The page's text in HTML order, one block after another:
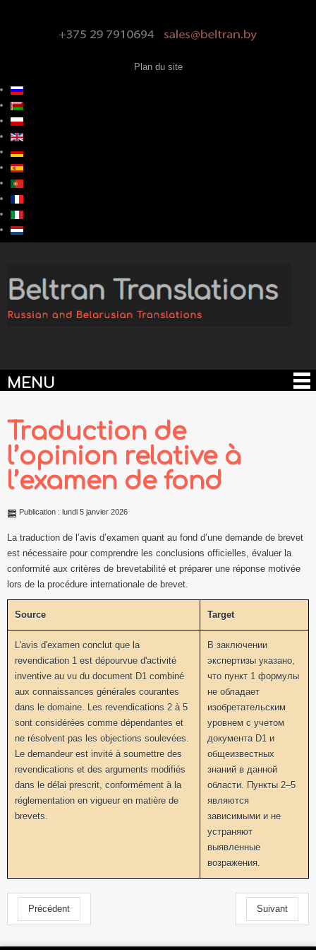
Plan du site
MENU
Traduction de
l’opinion relative à
l’examen de fond
Publication : lundi 5 janvier 2026
La traduction de l’avis d’examen quant au fond d’une demande de brevet
est nécessaire pour comprendre les conclusions officielles, évaluer la
conformité aux critères de brevetabilité et préparer une réponse motivée
lors de la procédure internationale de brevet.
Source Target
L'avis d'examen conclut que la
revendication 1 est dépourvue d'activité
inventive au vu du document D1 combiné
aux connaissances générales courantes
dans le domaine. Les revendications 2 à 5
sont considérées comme dépendantes et
ne résolvent pas les objections soulevées.
Le demandeur est invité à soumettre des
revendications et des arguments modifiés
dans le délai prescrit, conformément à la
réglementation en vigueur en matière de
brevets.
В заключении
экспертизы указано,
что пункт 1 формулы
не обладает
изобретательским
уровнем с учетом
документа D1 и
общеизвестных
знаний в данной
области. Пункты 2–5
являются
зависимыми и не
устраняют
выявленные
возражения.
Précédent Suivant